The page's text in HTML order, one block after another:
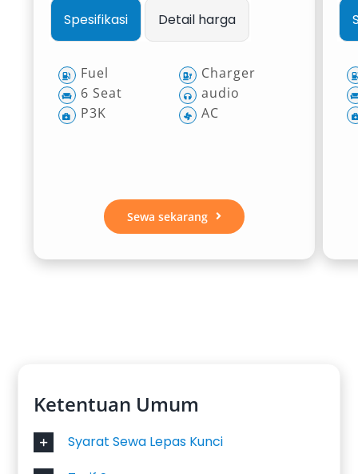
Spesifikasi Detail harga
Fuel
6 Seat
P3K
Charger
audio
AC
Sewa sekarang
Ketentuan Umum
Syarat Sewa Lepas Kunci